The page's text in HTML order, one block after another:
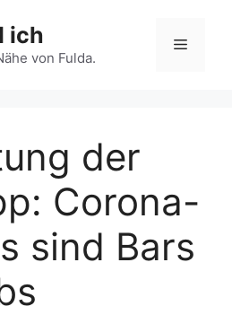
ich
von Fulda.
Menü
der
Corona-
sind Bars